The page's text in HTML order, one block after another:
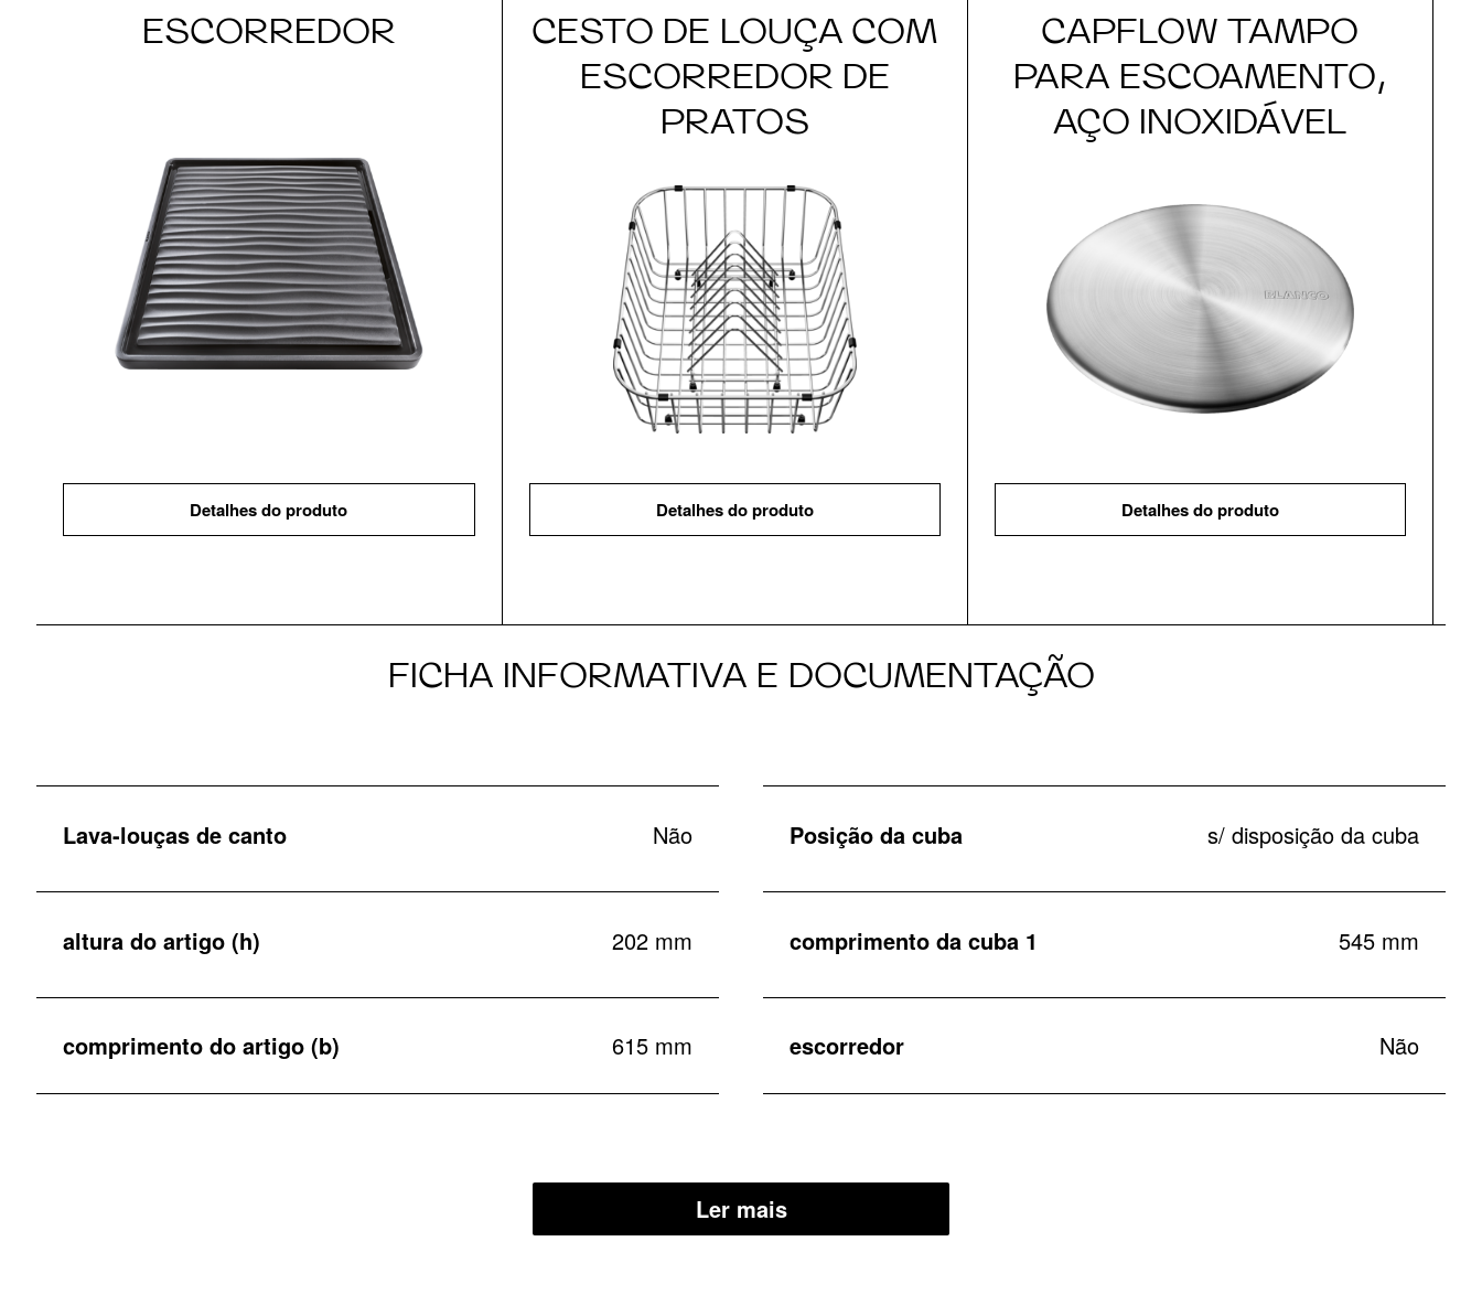
ESCORREDOR
Detalhes do produto
CESTO DE LOUÇA COM
ESCORREDOR DE
PRATOS
Detalhes do produto
CAPFLOW TAMPO
PARA ESCOAMENTO,
AÇO INOXIDÁVEL
Detalhes do produto
FICHA INFORMATIVA E DOCUMENTAÇÃO
Lava-louças de canto Não Posição da cuba s/ disposição da cuba
altura do artigo (h) 202 mm comprimento da cuba 1 545 mm
comprimento do artigo (b) 615 mm escorredor Não
Ler mais